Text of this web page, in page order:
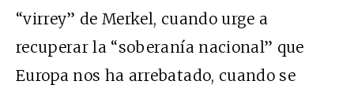
“virrey” de Merkel, cuando urge a
recuperar la “soberanía nacional” que
Europa nos ha arrebatado, cuando se